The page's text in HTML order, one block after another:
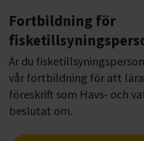
Fortbildning för
Är du
vår fortbildning för att lära
föreskrift som Havs- och
beslutat om.